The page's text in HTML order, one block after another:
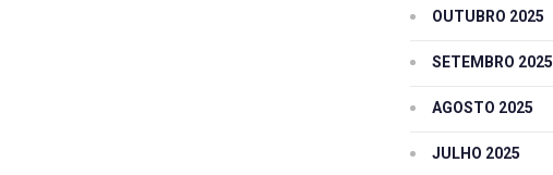
OUTUBRO 2025
SETEMBRO 2025
AGOSTO 2025
JULHO 2025